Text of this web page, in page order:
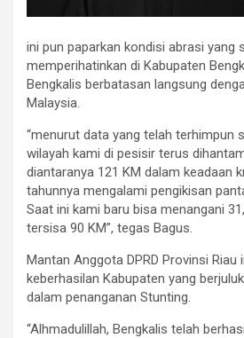
ini pun paparkan kondisi abrasi yang
memperihatinkan di Kabupaten
Bengkalis berbatasan langsung
Malaysia.
“menurut data yang telah terhimpun
wilayah kami di pesisir terus
diantaranya 121 KM dalam keadaan
tahunnya mengalami pengikisan
Saat ini kami baru bisa menangani
tersisa 90 KM”, tegas Bagus.
Mantan Anggota DPRD Provinsi Riau
keberhasilan Kabupaten yang
dalam penanganan Stunting.
“Alhmadulillah, Bengkalis telah